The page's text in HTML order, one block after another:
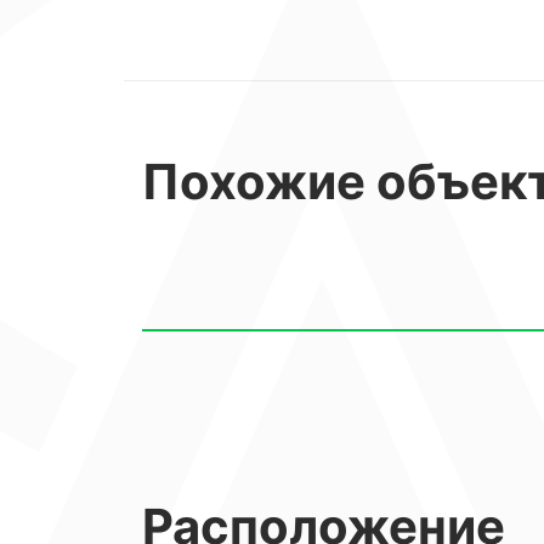
Похожие
Расположение